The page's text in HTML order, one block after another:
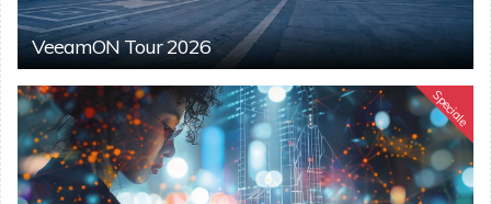
VeeamON Tour 2026
Speciale